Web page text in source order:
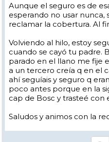
Aunque el seguro es de
esperando no usar nunca,
reclamar la cobertura. Al
Volviendo al hilo, estoy
cuando se cayó tu padre.
parado en el llano me fije
a un tercero creía q en el
ahí seguíais y seguro q
poco antes porque en la
cap de Bosc y trasteé con
Saludos y animos con la